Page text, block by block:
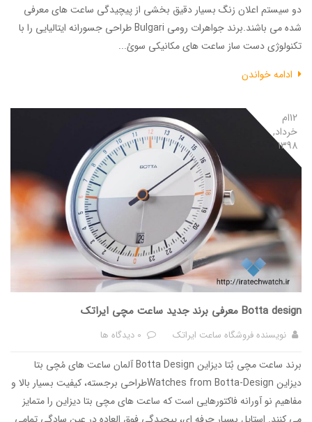
دو سیستم اعلان زنگ بسیار دقیق بخشی از پیچیدگی ساعت های معرفی
شده می باشند.برند جواهرات رومی Bulgari طراحی جسورانه ایتالیایی را با
تکنولوژی دست ساز ساعت های مکانیکی سوئ...
ادامه خواندن
12ام
خرداد,
1398
Botta design معرفی برند جدید ساعت مچی ایراتک
نویسندهفروشگاه ساعت ایراتک 0 دیدگاه ها
برند ساعت مچی بُتا دیزاین Botta Design آلمان ساعت های مُچی بتا
دیزاین Watches from Botta-Designطراحی برجسته، کیفیت بسیار بالا و
مفاهیم نو آورانه فاکتورهایی است که ساعت های مچی بتا دیزاین را متمایز